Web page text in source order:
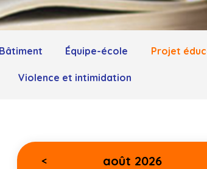
Équipe-école Projet
Violence et intimidation
< août 2026